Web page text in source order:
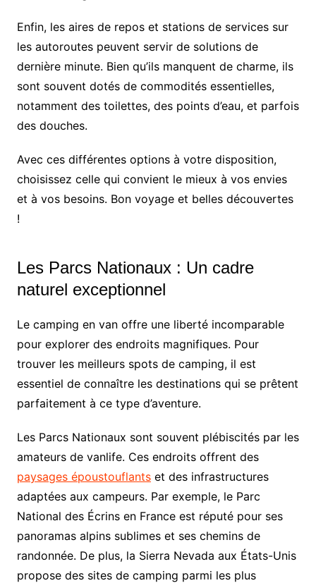
Enfin, les aires de repos et stations de services sur
les autoroutes peuvent servir de solutions de
dernière minute. Bien qu’ils manquent de charme, ils
sont souvent dotés de commodités essentielles,
notamment des toilettes, des points d’eau, et parfois
des douches.
Avec ces différentes options à votre disposition,
choisissez celle qui convient le mieux à vos envies
et à vos besoins. Bon voyage et belles découvertes
!
Les Parcs Nationaux : Un cadre
naturel exceptionnel
Le camping en van offre une liberté incomparable
pour explorer des endroits magnifiques. Pour
trouver les meilleurs spots de camping, il est
essentiel de connaître les destinations qui se prêtent
parfaitement à ce type d’aventure.
Les Parcs Nationaux sont souvent plébiscités par les
amateurs de vanlife. Ces endroits offrent des
paysages époustouflantset des infrastructures
adaptées aux campeurs. Par exemple, le Parc
National des Écrins en France est réputé pour ses
panoramas alpins sublimes et ses chemins de
randonnée. De plus, la Sierra Nevada aux États-Unis
propose des sites de camping parmi les plus